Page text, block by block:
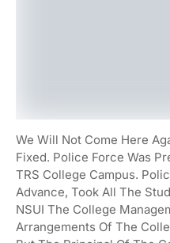
We Will Not Come Here
Fixed. Police Force Was
TRS College Campus.
Advance, Took All The
NSUI The College
Arrangements Of The